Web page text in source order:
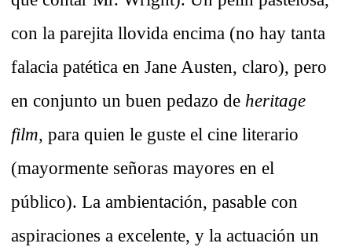
con la parejita llovida encima (no hay tanta
falacia patética en Jane Austen, claro), pero
en conjunto un buen pedazo de heritage
film, para quien le guste el cine literario
(mayormente señoras mayores en el
público). La ambientación, pasable con
aspiraciones a excelente, y la actuación un